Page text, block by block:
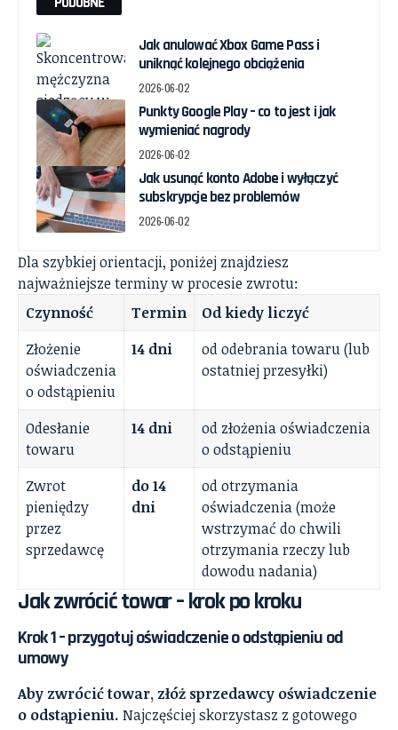
Jak anulować Xbox Game Pass i
uniknąć kolejnego obciążenia
2026-06-02
Punkty Google Play – co to jest i jak
wymieniać nagrody
2026-06-02
Jak usunąć konto Adobe i wyłączyć
subskrypcje bez problemów
2026-06-02
Dla szybkiej orientacji, poniżej znajdziesz
najważniejsze terminy w procesie zwrotu:
Czynność
Termin
Od kiedy liczyć
Złożenie
oświadczenia
o odstąpieniu
14 dni
od odebrania towaru (lub
ostatniej przesyłki)
Odesłanie
towaru
14 dni
od złożenia oświadczenia
o odstąpieniu
Zwrot
pieniędzy
przez
sprzedawcę
do 14
dni
od otrzymania
oświadczenia (może
wstrzymać do chwili
otrzymania rzeczy lub
dowodu nadania)
Jak zwrócić towar – krok po kroku
Krok 1 – przygotuj oświadczenie o odstąpieniu od
umowy
Aby zwrócić towar, złóż sprzedawcy oświadczenie
o odstąpieniu. Najczęściej skorzystasz z gotowego